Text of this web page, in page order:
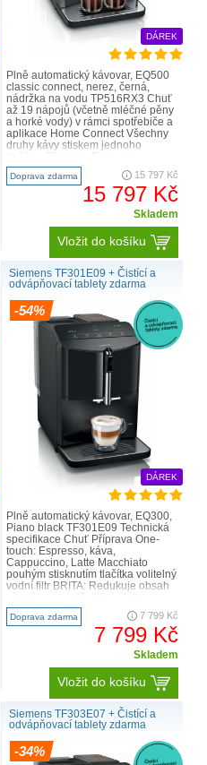
DÁREK
Plně automatický kávovar, EQ500
classic connect, nerez, černá,
nádržka na vodu TP516RX3 Chuť
až 19 nápojů (včetně mléčné pěny
a horké vody) v rámci spotřebiče a
aplikace Home Connect Všechny
druhy kávy stiskem jednoho
tlačítka: Ristretto, Espresso,
Espresso Macchiato, káv..
Doprava zdarma 15 797 Kč
15 797 Kč
Skladem
Vložit do košíku
Siemens TF301E09 + Čistící a
odvápňovací tablety zdarma
-54%
DÁREK
Plně automatický kávovar, EQ300,
Piano black TF301E09 Technická
specifikace Chuť Příprava One-
touch: Espresso, káva,
Cappuccino, Latte Macchiato
pouhým stisknutím tlačítka volitelný
vodní filtr BRITA: Redukuje obsah
vápníku ve vodě, filtruje látky
ovlivňující chuť a vů..
Doprava zdarma 7 799 Kč
7 799 Kč
Skladem
Vložit do košíku
Siemens TF303E07 + Čistící a
odvápňovací tablety zdarma
-34%